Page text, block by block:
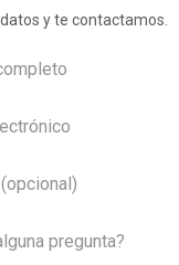
y te contactamos.